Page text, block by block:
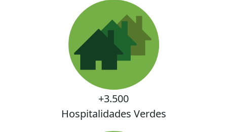
+3.500
Hospitalidades Verdes